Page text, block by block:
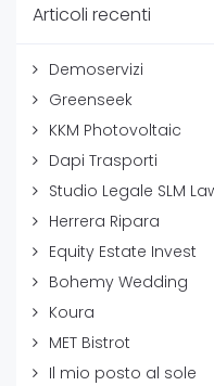
Articoli recenti
Demoservizi
Greenseek
KKM Photovoltaic
Dapi Trasporti
Studio Legale SLM
Herrera Ripara
Equity Estate Invest
Bohemy Wedding
Koura
MET Bistrot
Il mio posto al sole